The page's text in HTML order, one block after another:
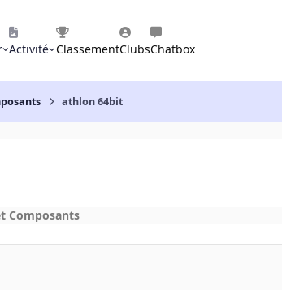
Activité ClassementClubsChatbox
athlon 64bit
Composants